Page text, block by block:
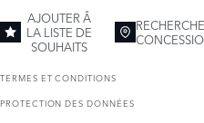
AJOUTER Â
LA LISTE DE
SOUHAITS
TERMES ET CONDITIONS
PROTECTION DES DONNÉES